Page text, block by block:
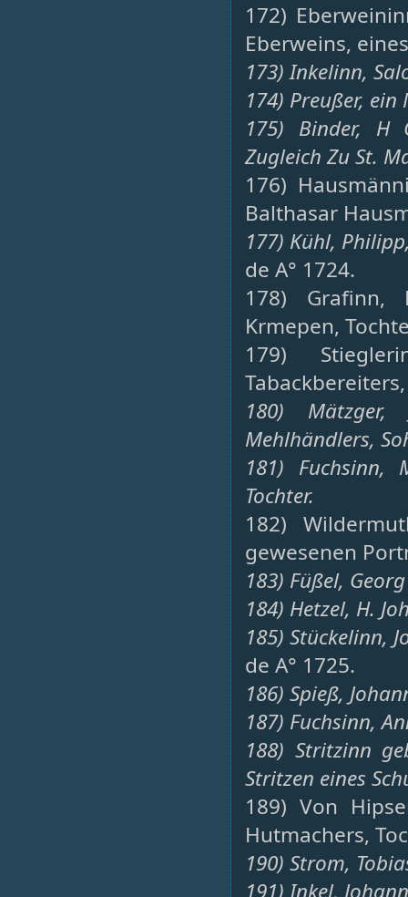
172)
Eberweins,
173) Inkelinn,
174) Preußer, ein
175) Binder, H
Zugleich Zu St.
176)
Balthasar
177) Kühl,
de A° 1724.
178) Grafinn,
Krmepen,
179)
180) Mätzger,
Mehlhändlers,
181) Fuchsinn,
Tochter.
182)
gewesenen
183) Füßel,
184) Hetzel, H.
185) Stückelinn,
de A° 1725.
186) Spieß,
187) Fuchsinn,
188) Stritzinn
Stritzen eines
189) Von
Hutmachers,
190) Strom,
191) Inkel,